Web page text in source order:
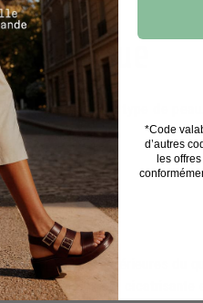
convenir à tout type de peau.
agressions extérieures du
elle est cicatrisante
*Code
d’autres
les